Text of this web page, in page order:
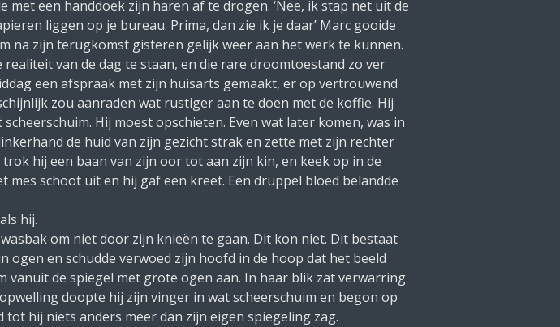
een handdoek zijn haren af te drogen. ‘Nee, ik stap net uit de
liggen op je bureau. Prima, dan zie ik je daar’ Marc gooide
na zijn terugkomst gisteren gelijk weer aan het werk te kunnen.
van de dag te staan, en die rare droomtoestand zo ver
een afspraak met zijn huisarts gemaakt, er op vertrouwend
zou aanraden wat rustiger aan te doen met de koffie. Hij
Hij moest opschieten. Even wat later komen, was in
de huid van zijn gezicht strak en zette met zijn rechter
hij een baan van zijn oor tot aan zijn kin, en keek op in de
mes schoot uit en hij gaf een kreet. Een druppel bloed belandde
hij.
om niet door zijn knieën te gaan. Dit kon niet. Dit bestaat
ogen en schudde verwoed zijn hoofd in de hoop dat het beeld
vanuit de spiegel met grote ogen aan. In haar blik zat verwarring
doopte hij zijn vinger in wat scheerschuim en begon op
hij niets anders meer dan zijn eigen spiegeling zag.